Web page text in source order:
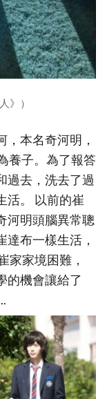
》）
，本名奇河明，
養子。為了報答
過去，洗去了過
活。 以前的崔
河明頭腦異常聰
達布一樣生活，
家家境困難，
的機會讓給了